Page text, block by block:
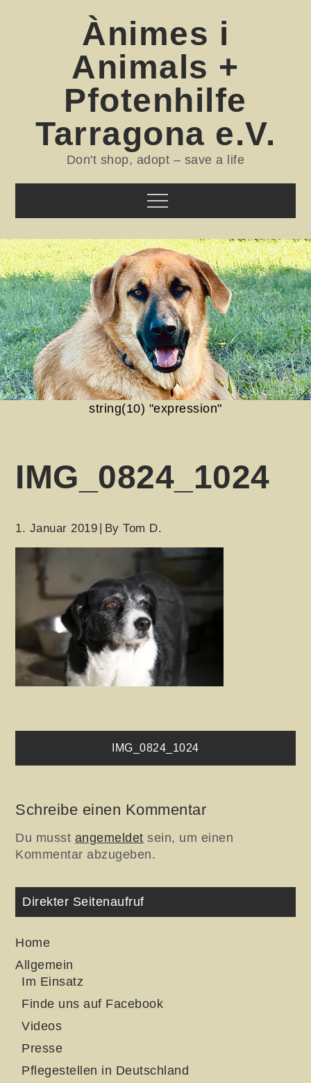
Ànimes i
Animals +
Pfotenhilfe
Tarragona e.V.
Don't shop, adopt – save a life
Menu
string(10) "expression"
IMG_0824_1024
1. Januar 2019 ByTom D.
Beitragsnavigation
IMG_0824_1024
Schreibe einen Kommentar
Du musst angemeldet sein, um einen
Kommentar abzugeben.
Direkter Seitenaufruf
Home
Allgemein
Im Einsatz
Finde uns auf Facebook
Videos
Presse
Pflegestellen in Deutschland